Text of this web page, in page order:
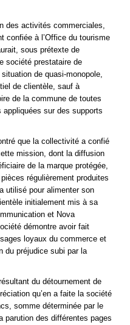
des activités commerciales,
confiée à l’Office du tourisme
sous prétexte de
société prestataire de
de quasi-monopole,
de clientèle, sauf à
de la commune de toutes
sur des supports
que la collectivité a confié
mission, dont la diffusion
de la marque protégée,
régulièrement produites
utilisé pour alimenter son
initialement mis à sa
et Nova
démontre avoir fait
loyaux du commerce et
du préjudice subi par la
du détournement de
qu’en a faite la société
somme déterminée par le
parution des différentes pages